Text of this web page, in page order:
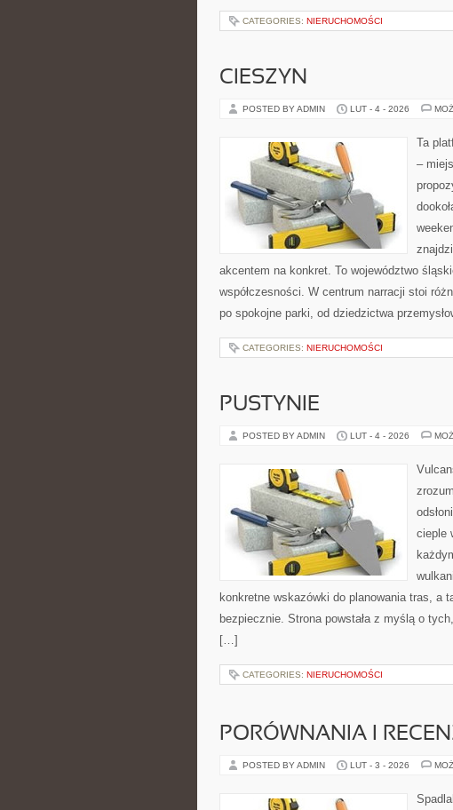
CATEGORIES: NIERUCHOMOŚCI
CIESZYN
POSTED BY ADMIN LUT - 4 - 2026
Ta
–
akcentem na konkret. To województwo
współczesności. W centrum narracji stoi
po spokojne parki, od dziedzictwa
CATEGORIES: NIERUCHOMOŚCI
PUSTYNIE
POSTED BY ADMIN LUT - 4 - 2026
cieple
konkretne wskazówki do planowania tras, a
bezpiecznie. Strona powstała z myślą o
[…]
CATEGORIES: NIERUCHOMOŚCI
PORÓWNANIA I
POSTED BY ADMIN LUT - 3 - 2026